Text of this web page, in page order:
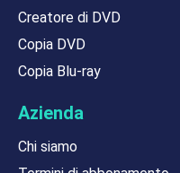
Creatore di DVD
Copia DVD
Copia Blu-ray
Azienda
Chi siamo